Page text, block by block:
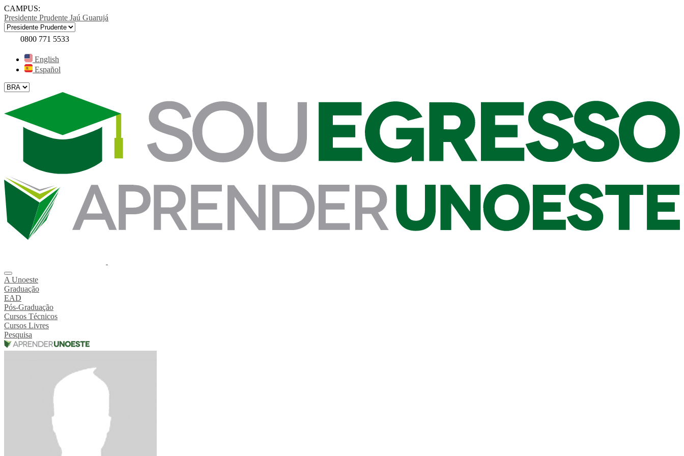
CAMPUS:
Presidente Prudente Jaú Guarujá
0800 771 5533
English
Español
A Unoeste
Graduação
EAD
Pós-Graduação
Cursos Técnicos
Cursos Livres
Pesquisa